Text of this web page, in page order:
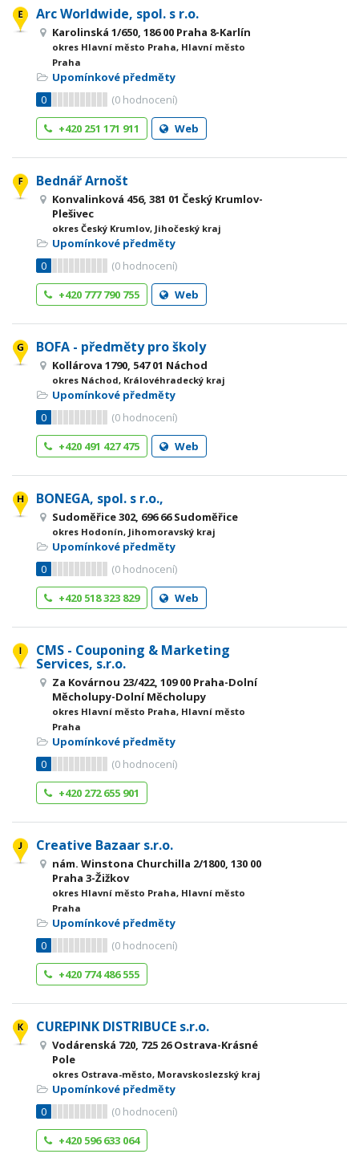
Arc Worldwide, spol. s r.o.
Karolinská 1/650, 186 00 Praha 8-Karlín
okres Hlavní město Praha, Hlavní město
Praha
Upomínkové předměty
0
(0 hodnocení)
+420 251 171 911
Web
Bednář Arnošt
Konvalinková 456, 381 01 Český Krumlov-
Plešivec
okres Český Krumlov, Jihočeský kraj
Upomínkové předměty
0
(0 hodnocení)
+420 777 790 755
Web
BOFA - předměty pro školy
Kollárova 1790, 547 01 Náchod
okres Náchod, Královéhradecký kraj
Upomínkové předměty
0
(0 hodnocení)
+420 491 427 475
Web
BONEGA, spol. s r.o.,
Sudoměřice 302, 696 66 Sudoměřice
okres Hodonín, Jihomoravský kraj
Upomínkové předměty
0
(0 hodnocení)
+420 518 323 829
Web
CMS - Couponing & Marketing
Services, s.r.o.
Za Kovárnou 23/422, 109 00 Praha-Dolní
Měcholupy-Dolní Měcholupy
okres Hlavní město Praha, Hlavní město
Praha
Upomínkové předměty
0
(0 hodnocení)
+420 272 655 901
Creative Bazaar s.r.o.
nám. Winstona Churchilla 2/1800, 130 00
Praha 3-Žižkov
okres Hlavní město Praha, Hlavní město
Praha
Upomínkové předměty
0
(0 hodnocení)
+420 774 486 555
CUREPINK DISTRIBUCE s.r.o.
Vodárenská 720, 725 26 Ostrava-Krásné
Pole
okres Ostrava-město, Moravskoslezský kraj
Upomínkové předměty
0
(0 hodnocení)
+420 596 633 064